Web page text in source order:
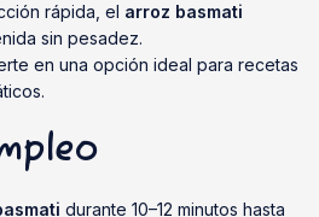
rápida, el arroz basmati
sin pesadez.
en una opción ideal para recetas
durante 10–12 minutos hasta